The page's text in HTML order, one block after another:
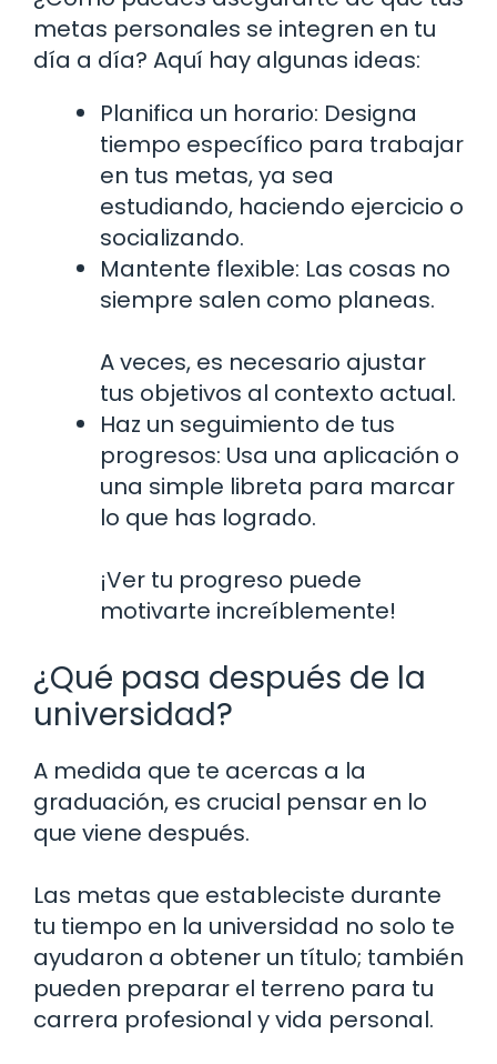
metas personales se integren en tu
día a día? Aquí hay algunas ideas:
Planifica un horario: Designa
tiempo específico para trabajar
en tus metas, ya sea
estudiando, haciendo ejercicio o
socializando.
Mantente flexible: Las cosas no
siempre salen como planeas.
A veces, es necesario ajustar
tus objetivos al contexto actual.
Haz un seguimiento de tus
progresos: Usa una aplicación o
una simple libreta para marcar
lo que has logrado.
¡Ver tu progreso puede
motivarte increíblemente!
¿Qué pasa después de la
universidad?
A medida que te acercas a la
graduación, es crucial pensar en lo
que viene después.
Las metas que estableciste durante
tu tiempo en la universidad no solo te
ayudaron a obtener un título; también
pueden preparar el terreno para tu
carrera profesional y vida personal.